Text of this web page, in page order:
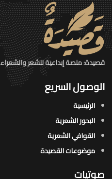
قصيدة: منصة إبداعية للشعر والشعراء
الوصول السريع
الرئيسية
البحور الشعرية​
القوافي الشعرية​
موضوعات القصيدة​
صوتيات